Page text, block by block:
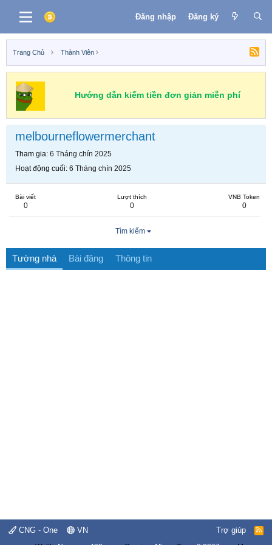
Đăng nhập Đăng ký
Trang Chủ Thành Viên
Hướng dẫn kiếm tiền đơn giản miễn phí
melbourneflowermerchant
Tham gia 6 Tháng chín 2025
Hoạt động cuối 6 Tháng chín 2025
Bài viết
0
Lượt thích
0
VNB Token
0
Tìm kiếm
Tường nhà Bài đăng Thông tin
CNG - One VN Trợ giúp
R